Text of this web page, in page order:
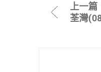
上一
荃灣